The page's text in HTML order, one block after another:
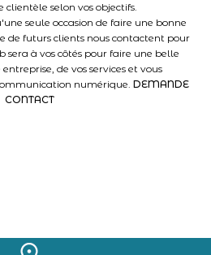
clientèle selon vos objectifs.
seule occasion de faire une bonne
de futurs clients nous contactent pour
sera à vos côtés pour faire une belle
de vos services et vous
numérique. DEMANDE
CONTACT